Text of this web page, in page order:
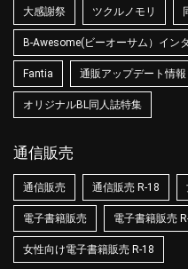
大感謝祭 ツクルノモリ
B-Awesome(ビーオーサム）イン
Fantia 通販アップデート情報
オリジナルBL同人誌特集
通信販売
通信販売 通信販売 R-18
電子書籍販売 電子書籍販売
女性向け電子書籍販売 R-18